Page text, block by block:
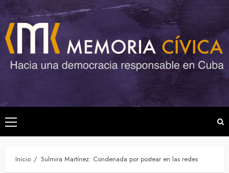
Saltar
al
contenido
Menú
principal
Inicio Sulmira Martínez: Condenada por postear en las redes